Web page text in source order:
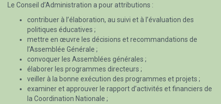
Le Conseil d’Administration a pour attributions :
contribuer à l’élaboration, au suivi et à l’évaluation des
politiques éducatives ;
mettre en œuvre les décisions et recommandations de
l’Assemblée Générale ;
convoquer les Assemblées générales ;
élaborer les programmes directeurs ;
veiller à la bonne exécution des programmes et projets ;
examiner et approuver le rapport d’activités et financiers de
la Coordination Nationale ;